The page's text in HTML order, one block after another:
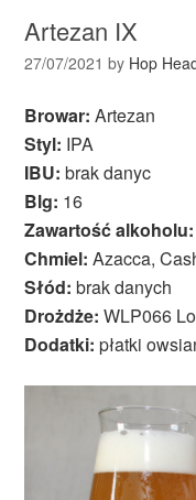
Artezan IX
27/07/2021 by Hop
Browar: Artezan
Styl: IPA
IBU: brak danyc
Blg: 16
Zawartość alkoholu:
Chmiel: Azacca,
Słód: brak danych
Drożdże: WLP066
Dodatki: płatki